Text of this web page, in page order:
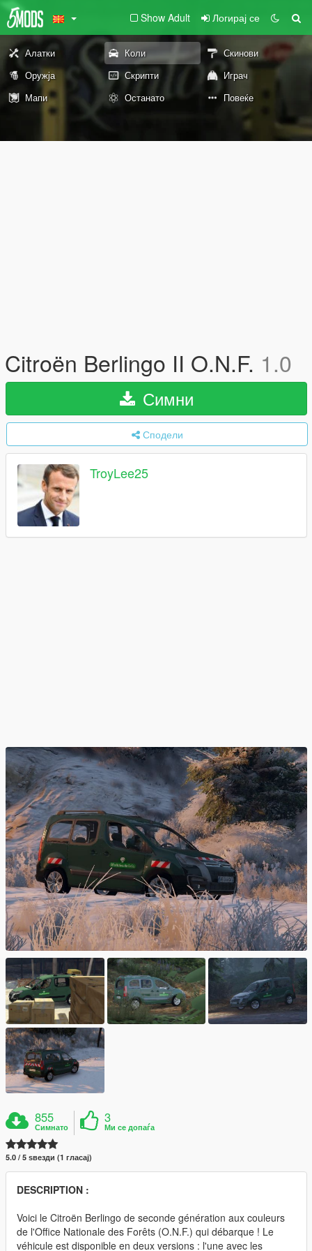
Show Adult Логирај се
Алатки Коли
Скинови
Оружја
Скрипти
Играч
Мапи
Останато Повеќе
Citroën Berlingo II O.N.F. 1.0
Симни
Сподели
TroyLee25
855
Симнато
3
Ми се допаѓа
5.0 / 5 ѕвезди (1 гласај)
DESCRIPTION :
Voici le Citroën Berlingo de seconde génération aux couleurs
de l'Office Nationale des Forêts (O.N.F.) qui débarque ! Le
véhicule est disponible en deux versions : l'une avec les